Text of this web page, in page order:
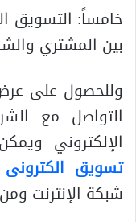
خامساً: التسويق
بين المشتري
وللحصول على
التواصل مع
الإلكتروني
تسويق الكترونى
شبكة الإنترنت